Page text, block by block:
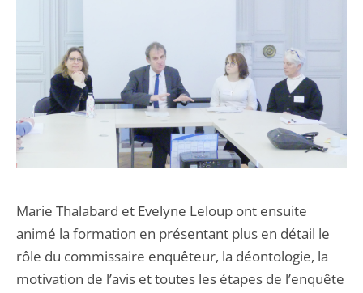
Marie Thalabard et Evelyne Leloup ont ensuite
animé la formation en présentant plus en détail le
rôle du commissaire enquêteur, la déontologie, la
motivation de l’avis et toutes les étapes de l’enquête